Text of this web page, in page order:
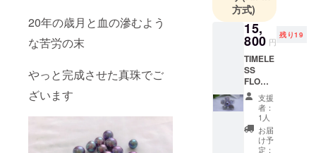
20年の歳月と血の滲むよう
な苦労の末
やっと完成させた真珠でご
ざいます
方式)
15,
800 円
残り19
TIMELE
SS
FLOWE
R ペン
ダント
兼用ブ
ローチ
～永遠
に咲き
支援
者：
1人
お届
け予
定：